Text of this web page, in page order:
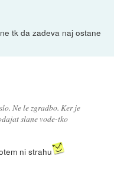
tk da zadeva naj ostane
Ne le zgradbo. Ker je
slane vode-tko
ni strahu